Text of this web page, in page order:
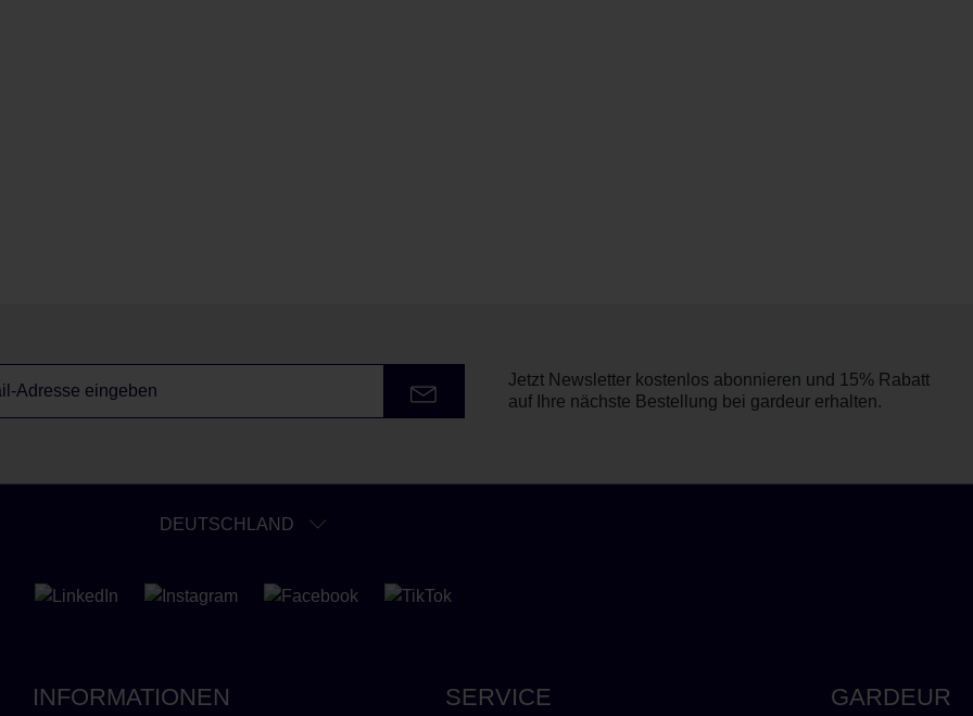
Jetzt Newsletter kostenlos abonnieren und 15% Rabatt
auf Ihre nächste Bestellung bei gardeur erhalten.
DEUTSCHLAND
INFORMATIONEN SERVICE GARDEUR